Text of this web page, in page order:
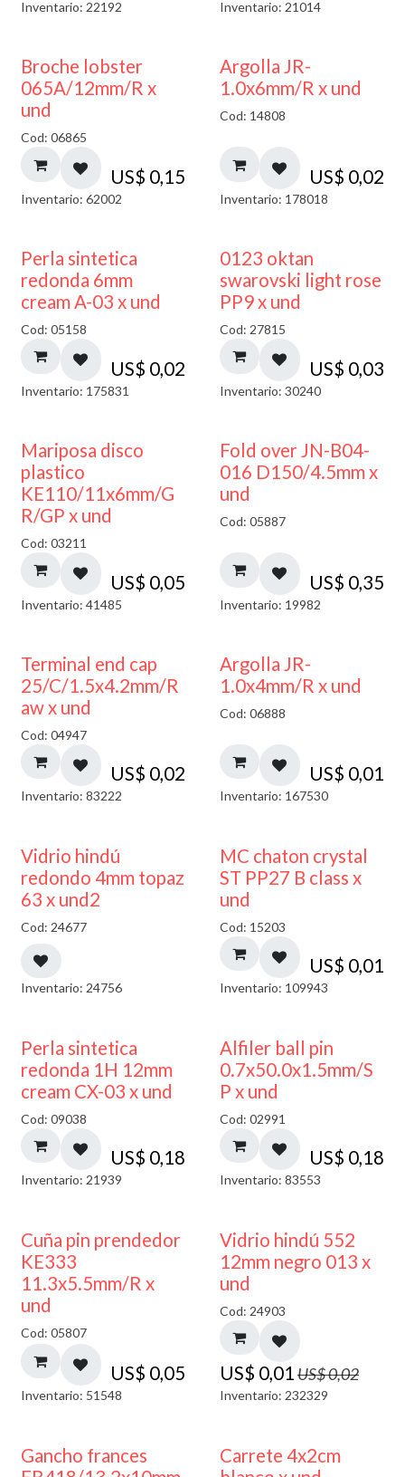
Inventario: 22192 Inventario: 21014
Broche lobster
065A/12mm/R x
und
Cod: 06865
US$ 0,15
Inventario: 62002
Argolla JR-
1.0x6mm/R x und
Cod: 14808
US$ 0,02
Inventario: 178018
Perla sintetica
redonda 6mm
cream A-03 x und
Cod: 05158
US$ 0,02
Inventario: 175831
0123 oktan
swarovski light rose
PP9 x und
Cod: 27815
US$ 0,03
Inventario: 30240
Mariposa disco
plastico
KE110/11x6mm/G
R/GP x und
Cod: 03211
US$ 0,05
Inventario: 41485
Fold over JN-B04-
016 D150/4.5mm x
und
Cod: 05887
US$ 0,35
Inventario: 19982
Terminal end cap
25/C/1.5x4.2mm/R
aw x und
Cod: 04947
US$ 0,02
Inventario: 83222
Argolla JR-
1.0x4mm/R x und
Cod: 06888
US$ 0,01
Inventario: 167530
40% DESCUENTO
Vidrio hindú
redondo 4mm topaz
63 x und2
Cod: 24677
Inventario: 24756
MC chaton crystal
ST PP27 B class x
und
Cod: 15203
US$ 0,01
Inventario: 109943
Perla sintetica
redonda 1H 12mm
cream CX-03 x und
Cod: 09038
US$ 0,18
Inventario: 21939
Alfiler ball pin
0.7x50.0x1.5mm/S
P x und
Cod: 02991
US$ 0,18
Inventario: 83553
Cuña pin prendedor
KE333
11.3x5.5mm/R x
und
Cod: 05807
US$ 0,05
Inventario: 51548
40% DESCUENTO
Vidrio hindú 552
12mm negro 013 x
und
Cod: 24903
US$ 0,01US$0,02
Inventario: 232329
Gancho frances
Carrete 4x2cm